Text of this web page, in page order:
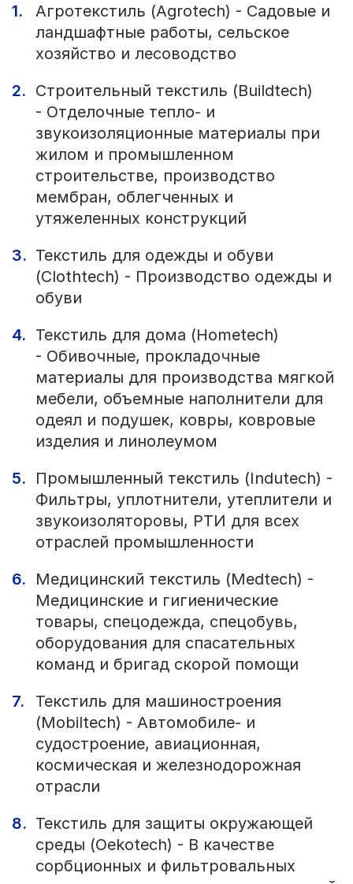
Агротекстиль (Agrotech) - Садовые и
ландшафтные работы, сельское
хозяйство и лесоводство
Строительный текстиль (Buildtech)
- Отделочные тепло- и
звукоизоляционные материалы при
жилом и промышленном
строительстве, производство
мембран, облегченных и
утяжеленных конструкций
Текстиль для одежды и обуви
(Clothtech) - Производство одежды и
обуви
Текстиль для дома (Hometech)
- Обивочные, прокладочные
материалы для производства мягкой
мебели, объемные наполнители для
одеял и подушек, ковры, ковровые
изделия и линолеумом
Промышленный текстиль (Indutech) -
Фильтры, уплотнители, утеплители и
звукоизоляторовы, РТИ для всех
отраслей промышленности
Медицинский текстиль (Medtech) -
Медицинские и гигиенические
товары, спецодежда, спецобувь,
оборудования для спасательных
команд и бригад скорой помощи
Текстиль для машиностроения
(Mobiltech) - Автомобиле- и
судостроение, авиационная,
космическая и железнодорожная
отрасли
Текстиль для защиты окружающей
среды (Oekotech) - В качестве
сорбционных и фильтровальных